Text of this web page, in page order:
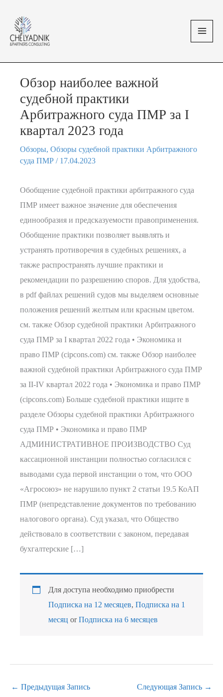
содержимому
Обзор наиболее важной
судебной практики
Арбитражного суда ПМР за I
квартал 2023 года
Обзоры, Обзоры судебной практики Арбитражного
суда ПМР / 17.04.2023
Обобщение судебной практики арбитражного суда
ПМР имеет важное значение для обеспечения
единообразия и предсказуемости правоприменения.
Обобщение практики позволяет выявлять и
устранять противоречия в судебных решениях, а
также распространять лучшие практики и
рекомендации по разрешению споров. Для удобства,
в pdf файлах решений судов мы выделяем основные
положения решений желтым или красным цветом.
см. также Обзор судебной практики Арбитражного
суда ПМР за I квартал 2022 года • Экономика и
право ПМР (cipcons.com) см. также Обзор наиболее
важной судебной практики Арбитражного суда ПМР
за II-IV квартал 2022 года • Экономика и право ПМР
(cipcons.com) Больше судебной практики ищите в
разделе Обзоры судебной практики Арбитражного
суда ПМР • Экономика и право ПМР
АДМИНИСТРАТИВНОЕ ПРОИЗВОДСТВО Суд
кассационной инстанции полностью согласился с
выводами суда первой инстанции о том, что ООО
«Агросоюз» не нарушило пункт 2 статьи 19.5 КоАП
ПМР (непредставление документов по требованию
налогового органа). Суд указал, что Общество
действовало в соответствии с законом, передавая
бухгалтерские […]
Для доступа необходимо приобрести
Подписка на 12 месяцев,Подписка на 1
месяц orПодписка на 6 месяцев
← Предыдущая Запись Следующая Запись →